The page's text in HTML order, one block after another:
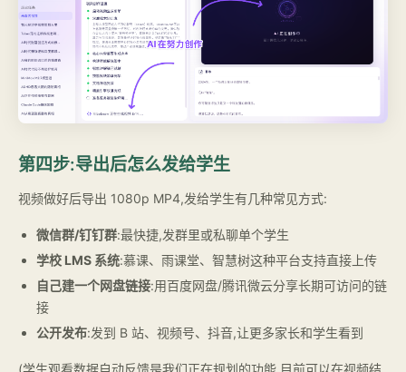
第四步:导出后怎么发给学生
视频做好后导出 1080p MP4,发给学生有几种常见方式:
微信群/钉钉群:最快捷,发群里或私聊单个学生
学校 LMS 系统:慕课、雨课堂、智慧树这种平台支持直接上传
自己建一个网盘链接:用百度网盘/腾讯微云分享长期可访问的链
接
公开发布:发到 B 站、视频号、抖音,让更多家长和学生看到